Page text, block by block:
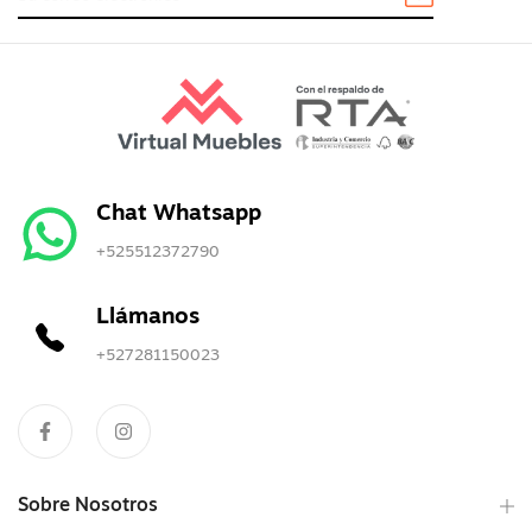
Chat Whatsapp
+525512372790
Llámanos
+527281150023
Sobre Nosotros